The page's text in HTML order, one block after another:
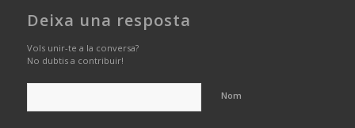
Deixa una resposta
Vols unir-te a la conversa?
No dubtis a contribuir!
Nom